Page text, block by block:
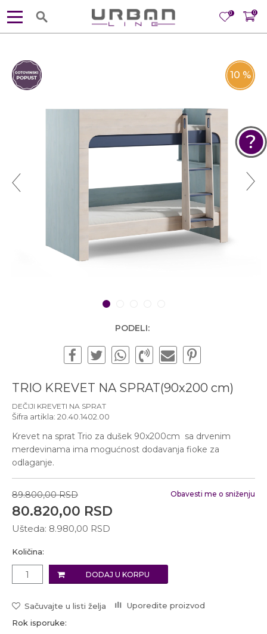
0
0
1
10 %
PODELI:
TRIO KREVET NA SPRAT(90x200 cm)
DEČIJI KREVETI NA SPRAT
Šifra artikla: 20.40.1402.00
Krevet na sprat Trio za dušek 90x200cm sa drvenim
merdevinama ima mogućnost dodavanja fioke za
odlaganje.
89.800,00 RSD
80.820,00 RSD
Ušteda: 8.980,00 RSD
Obavesti me o sniženju
Količina:
DODAJ U KORPU
Sačuvajte u listi želja
Uporedite proizvod
Rok isporuke:
POMOĆ PRI KUPOVINI
Za više informacija, pomoć i
porudžbine
381 11 245 18 52
381 64 218 96 52
Radno vreme